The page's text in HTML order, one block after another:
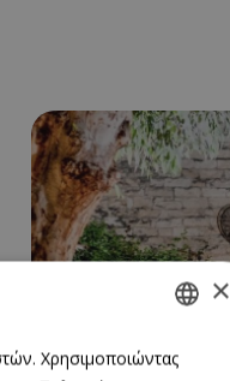
BAR LOUISE
GREEK
×
Χρησιμοποιώντας